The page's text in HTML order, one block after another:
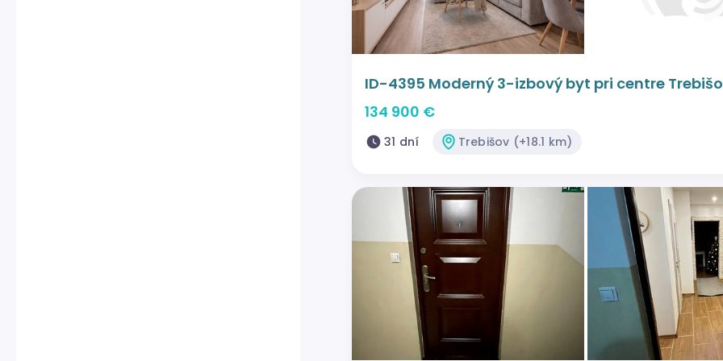
ID-4395 Moderný 3-izbový byt pri centre
134 900 €
31 dní Trebišov (+18.1 km)